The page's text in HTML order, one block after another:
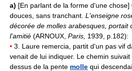
a) [En parlant de la forme d'une
douces, sans tranchant. L'enseigne
décorée de molles arabesques, portait
l'amitié (ARNOUX, Paris, 1939, p.182):
• 3. Laure remercia, partit d'un pas vif
venait de lui indiquer. Le chemin
dessus de la pente molle qui